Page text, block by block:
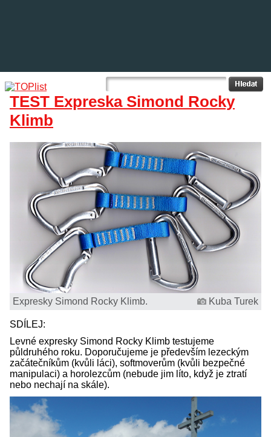
TEST Expreska Simond Rocky
Klimb
Expresky Simond Rocky Klimb. Kuba Turek
SDÍLEJ:
Levné expresky Simond Rocky Klimb testujeme
půldruhého roku. Doporučujeme je především lezeckým
začátečníkům (kvůli láci), softmoverům (kvůli bezpečné
manipulaci) a horolezcům (nebude jim líto, když je ztratí
nebo nechají na skále).